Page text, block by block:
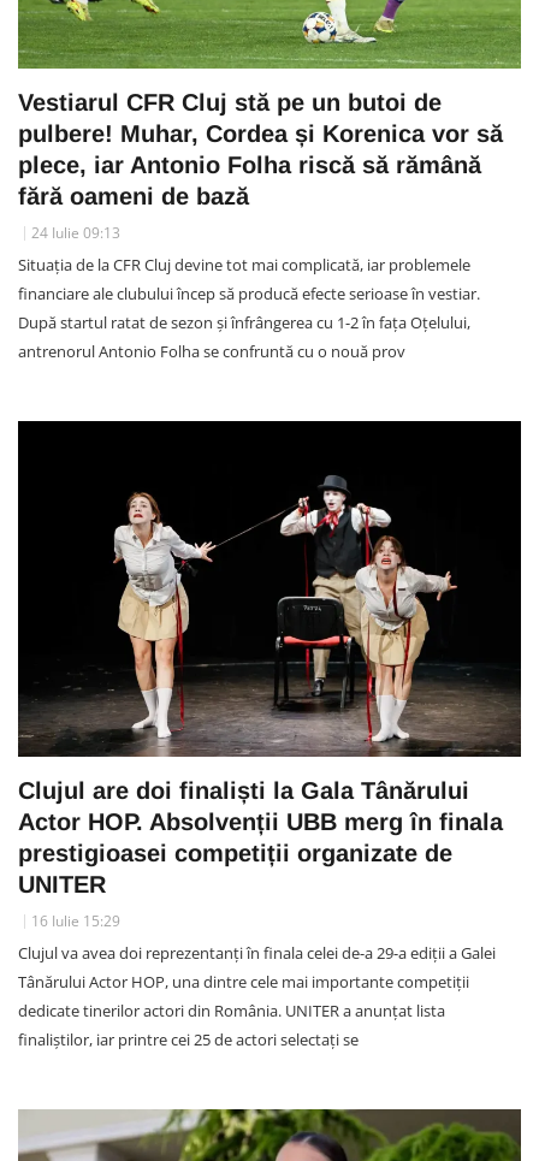
Vestiarul CFR Cluj stă pe un butoi de
pulbere! Muhar, Cordea și Korenica vor să
plece, iar Antonio Folha riscă să rămână
fără oameni de bază
24 Iulie 09:13
Situația de la CFR Cluj devine tot mai complicată, iar problemele
financiare ale clubului încep să producă efecte serioase în vestiar.
După startul ratat de sezon și înfrângerea cu 1-2 în fața Oțelului,
antrenorul Antonio Folha se confruntă cu o nouă prov
Clujul are doi finaliști la Gala Tânărului
Actor HOP. Absolvenții UBB merg în finala
prestigioasei competiții organizate de
UNITER
16 Iulie 15:29
Clujul va avea doi reprezentanți în finala celei de-a 29-a ediții a Galei
Tânărului Actor HOP, una dintre cele mai importante competiții
dedicate tinerilor actori din România. UNITER a anunțat lista
finaliștilor, iar printre cei 25 de actori selectați se